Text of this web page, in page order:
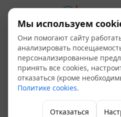
Насосная
Джамбо 70/
70 л/мин,
бак 50 л
Мы используем
Они помогают сайту
анализировать
персонализированные
принять все cookies,
отказаться (кроме
Политике cookies.
Отказаться